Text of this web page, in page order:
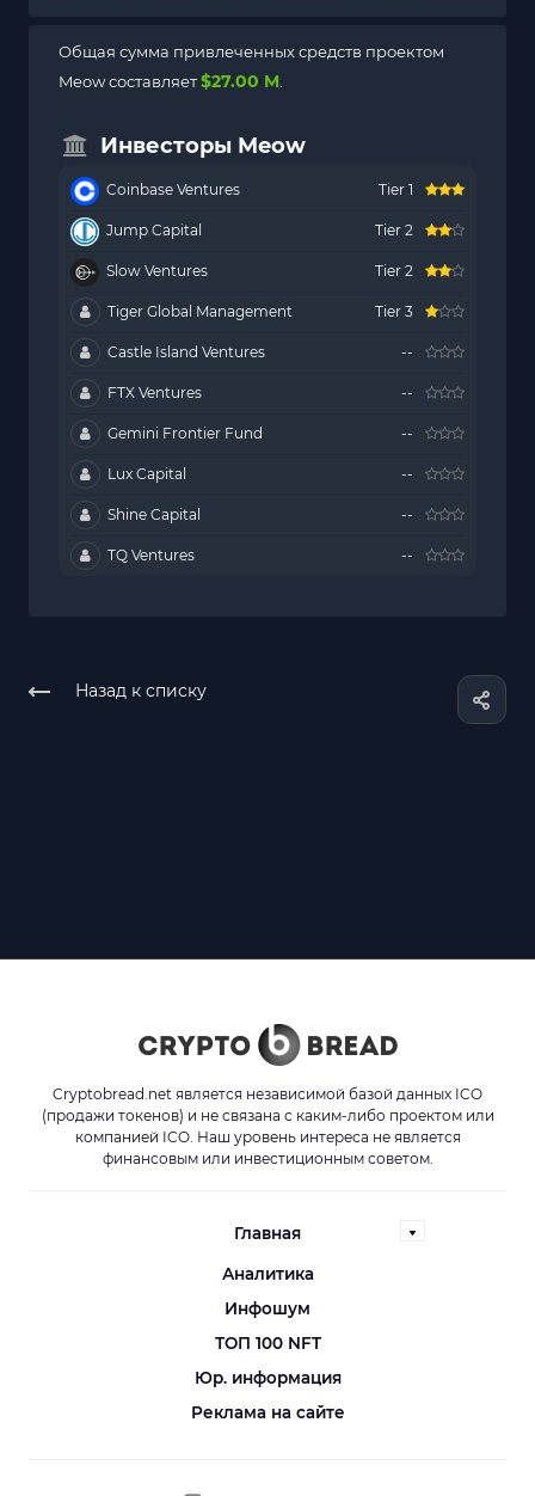
Общая сумма привлеченных средств проектом
Meow составляет$27.00 M.
Инвесторы Meow
Coinbase Ventures Tier 1
Jump Capital Tier 2
Slow Ventures Tier 2
Tiger Global Management Tier 3
Castle Island Ventures --
FTX Ventures --
Gemini Frontier Fund --
Lux Capital --
Shine Capital --
TQ Ventures --
Назад к списку
Cryptobread.net является независимой базой данных ICO
(продажи токенов) и не связана с каким-либо проектом или
компанией ICO. Наш уровень интереса не является
финансовым или инвестиционным советом.
Главная
Аналитика
Инфошум
ТОП 100 NFT
Юр. информация
Реклама на сайте